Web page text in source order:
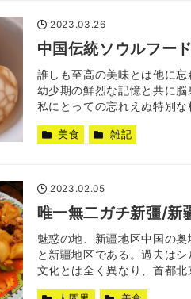
2023.03.26
中国伝統ソウルフー
誰しも至高の美味とは他に
幼少期の鮮烈な記憶と共に
私にとっての忘れえぬ特別な
美食 雑記
2023.02.05
唯一無二ガチ新彊/新
魅惑の地、新疆地区中国の
と新疆地区である。過去は
文化とは全く異なり、首都北